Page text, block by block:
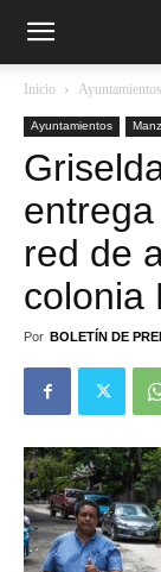
Inicio Ayuntamientos
Ayuntamientos
red de
colonia
Por BOLETÍN DE